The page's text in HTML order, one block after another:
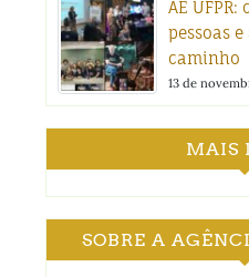
AE
pessoas
caminho
13 de
MAIS
SOBRE A